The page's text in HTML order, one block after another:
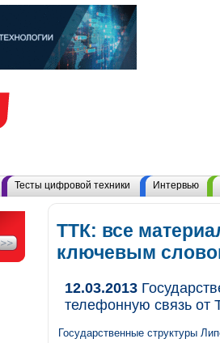
Тесты цифровой техники Интервью
ТТК: все
ключевым
12.03.2013
телефонную связь от
Государственные структуры